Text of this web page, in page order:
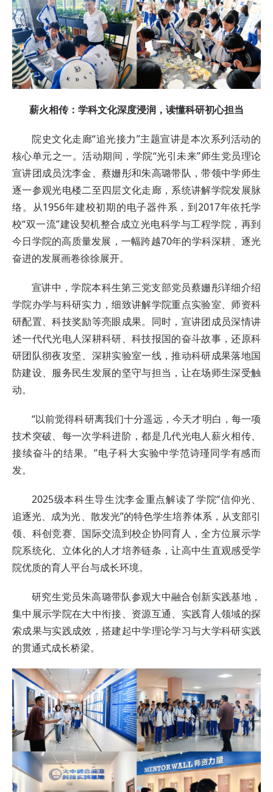
薪火相传：学科文化深度浸润，读懂科研初心担当
院史文化走廊“追光接力”主题宣讲是本次系列活动的
核心单元之一。活动期间，学院“光引未来”师生党员理论
宣讲团成员沈李金、蔡姗彤和朱高璐带队，带领中学师生
逐一参观光电楼二至四层文化走廊，系统讲解学院发展脉
络。从1956年建校初期的电子器件系，到2017年依托学
校“双一流”建设契机整合成立光电科学与工程学院，再到
今日学院的高质量发展，一幅跨越70年的学科深耕、逐光
奋进的发展画卷徐徐展开。
宣讲中，学院本科生第三党支部党员蔡姗彤详细介绍
学院办学与科研实力，细致讲解学院重点实验室、师资科
研配置、科技奖励等亮眼成果。同时，宣讲团成员深情讲
述一代代光电人深耕科研、科技报国的奋斗故事，还原科
研团队彻夜攻坚、深耕实验室一线，推动科研成果落地国
防建设、服务民生发展的坚守与担当，让在场师生深受触
动。
“以前觉得科研离我们十分遥远，今天才明白，每一项
技术突破、每一次学科进阶，都是几代光电人薪火相传、
接续奋斗的结果。”电子科大实验中学范诗瑾同学有感而
发。
2025级本科生导生沈李金重点解读了学院“信仰光、
追逐光、成为光、散发光”的特色学生培养体系，从支部引
领、科创竞赛、国际交流到校企协同育人，全方位展示学
院系统化、立体化的人才培养链条，让高中生直观感受学
院优质的育人平台与成长环境。
研究生党员朱高璐带队参观大中融合创新实践基地，
集中展示学院在大中衔接、资源互通、实践育人领域的探
索成果与实践成效，搭建起中学理论学习与大学科研实践
的贯通式成长桥梁。